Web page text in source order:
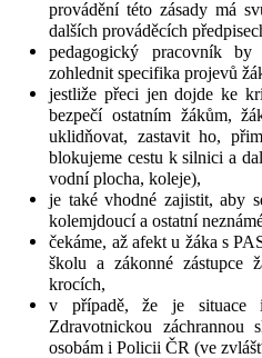
provádění této zásady má
dalších prováděcích
pedagogický pracovník
zohlednit specifika projevů
jestliže přeci jen dojde ke
bezpečí ostatním žákům,
uklidňovat, zastavit ho,
blokujeme cestu k silnici a
vodní plocha, koleje),
je také vhodné zajistit, aby
kolemjdoucí a ostatní
čekáme, až afekt u žáka s
školu a zákonné zástupce
krocích,
v případě, že je situace i
Zdravotnickou
osobám i Policii ČR (ve